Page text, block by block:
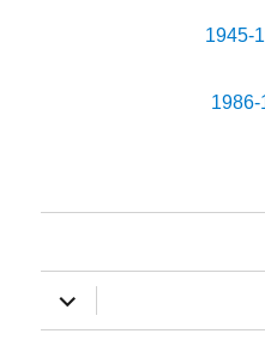
توسيع
القائمة
الفرعية